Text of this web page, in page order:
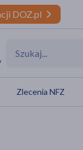
DOZ.pl
Zlecenia NFZ